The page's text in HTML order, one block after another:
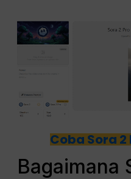
Coba Sora 2
Bagaimana